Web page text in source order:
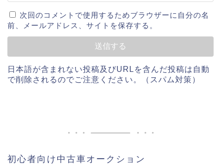
次回のコメントで使用するためブラウザーに自分の名
前、メールアドレス、サイトを保存する。
日本語が含まれない投稿及びURLを含んだ投稿は自動
で削除されるのでご注意ください。（スパム対策）
初心者向け中古車オークション